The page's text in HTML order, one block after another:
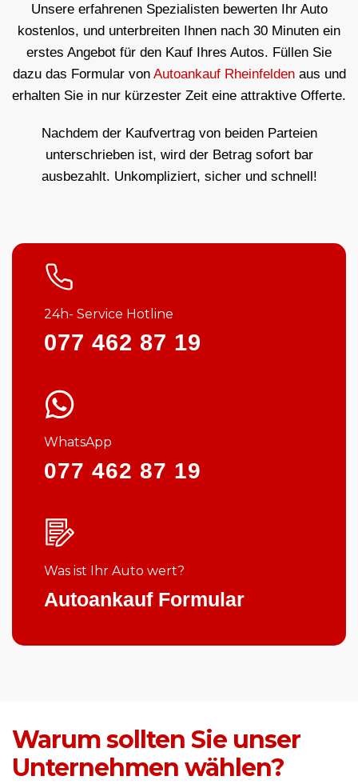
Unsere erfahrenen Spezialisten bewerten Ihr Auto
kostenlos, und unterbreiten Ihnen nach 30 Minuten ein
erstes Angebot für den Kauf Ihres Autos. Füllen Sie
dazu das Formular von Autoankauf Rheinfeldenaus und
erhalten Sie in nur kürzester Zeit eine attraktive Offerte.
Nachdem der Kaufvertrag von beiden Parteien
unterschrieben ist, wird der Betrag sofort bar
ausbezahlt. Unkompliziert, sicher und schnell!
24h- Service Hotline
077 462 87 19
WhatsApp
077 462 87 19
Was ist Ihr Auto wert?
Autoankauf Formular
Warum sollten Sie unser
Unternehmen wählen?